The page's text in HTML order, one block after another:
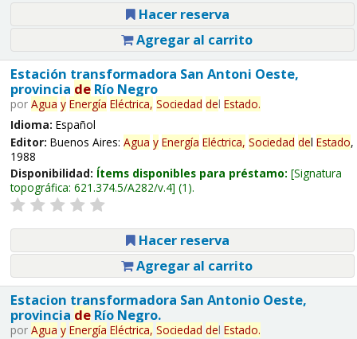
Hacer reserva
Agregar al carrito
Estación transformadora San Antoni Oeste,
provincia deRío Negro
por Agua y Energía Eléctrica, Sociedad del Estado.
Idioma: Español
Editor: Buenos Aires: Agua y Energía Eléctrica, Sociedad del Estado,
1988
Disponibilidad: Ítems disponibles para préstamo: Signatura
topográfica: 621.374.5/A282/v.4 (1).
Hacer reserva
Agregar al carrito
Estacion transformadora San Antonio Oeste,
provincia deRío Negro.
por Agua y Energía Eléctrica, Sociedad del Estado.